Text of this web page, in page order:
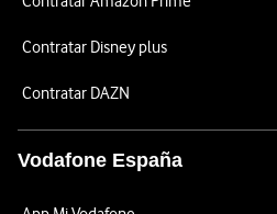
Contratar Disney plus
Contratar DAZN
Vodafone España